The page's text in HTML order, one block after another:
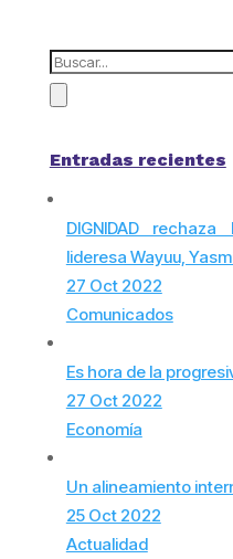
Entradas recientes
DIGNIDAD
lideresa Wayuu,
27 Oct 2022
Comunicados
Es hora de la
27 Oct 2022
Economía
Un alineamiento
25 Oct 2022
Actualidad